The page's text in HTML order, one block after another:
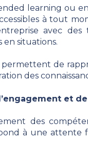
learning ou
à tout
avec
en situations.
de
des
et
des
à une attente